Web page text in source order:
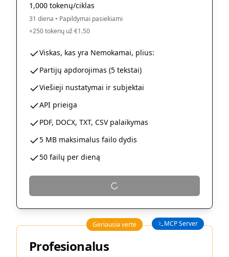
1,000 tokenų/ciklas
31 diena • Papildymai pasiekiami
+250 tokenų už €1.50
Viskas, kas yra Nemokamai, plius:
Partijų apdorojimas (5 tekstai)
Viešieji nustatymai ir subjektai
API prieiga
PDF, DOCX, TXT, CSV palaikymas
5 MB maksimalus failo dydis
50 failų per dieną
Geriausia vertė MCP Server
Profesionalus